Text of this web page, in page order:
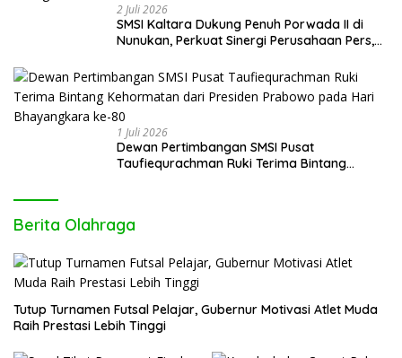
2 Juli 2026
SMSI Kaltara Dukung Penuh Porwada II di
Nunukan, Perkuat Sinergi Perusahaan Pers,
1 Juli 2026
Dewan Pertimbangan SMSI Pusat
Taufiequrachman Ruki Terima Bintang
Berita Olahraga
Tutup Turnamen Futsal Pelajar, Gubernur Motivasi Atlet Muda
Raih Prestasi Lebih Tinggi